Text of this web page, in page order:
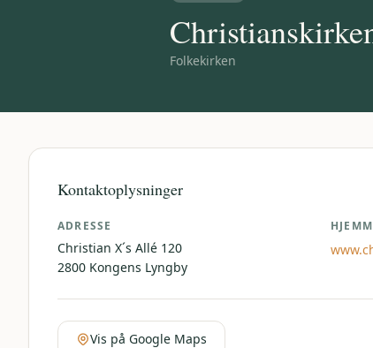
Folkekirken
Kontaktoplysninger
ADRESSE
Christian X´s Allé 120
2800 Kongens Lyngby
Vis på Google Maps